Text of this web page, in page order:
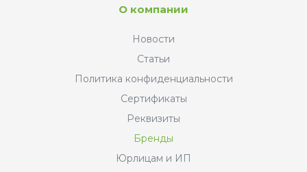
О компании
Новости
Статьи
Политика конфиденциальности
Сертификаты
Реквизиты
Бренды
Юрлицам и ИП